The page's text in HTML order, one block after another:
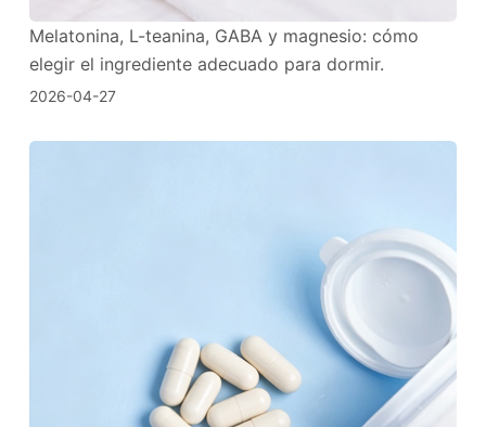
Melatonina, L-teanina, GABA y magnesio: cómo
elegir el ingrediente adecuado para dormir.
2026-04-27